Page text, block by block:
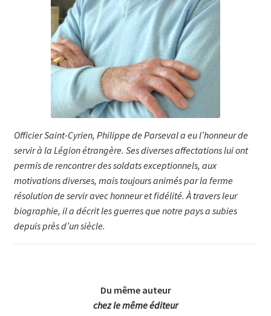
Officier Saint-Cyrien, Philippe de Parseval a eu l’honneur de
servir à la Légion étrangère. Ses diverses affectations lui ont
permis de rencontrer des soldats exceptionnels, aux
motivations diverses, mais toujours animés par la ferme
résolution de servir avec honneur et fidélité. À travers leur
biographie, il a décrit les guerres que notre pays a subies
depuis près d’un siècle.
Du même auteur
chez le même éditeur